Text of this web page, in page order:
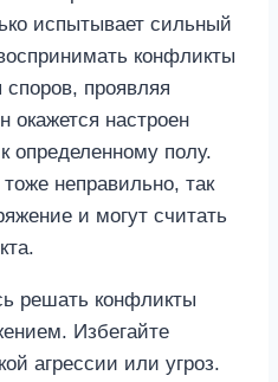
испытывает сильный
конфликты
споров, проявляя
окажется настроен
определенному полу.
неправильно, так
и могут считать
решать конфликты
Избегайте
агрессии или угроз.